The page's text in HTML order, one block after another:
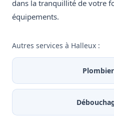
dans la tranquillité de votre
équipements.
Autres services à Halleux :